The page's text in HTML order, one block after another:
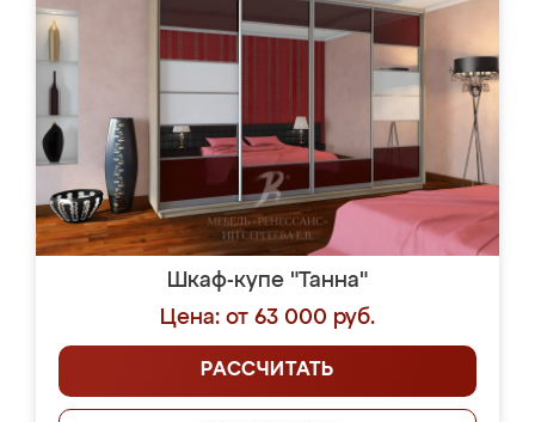
Шкаф-купе "Танна"
Цена: от 63 000 руб.
РАССЧИТАТЬ